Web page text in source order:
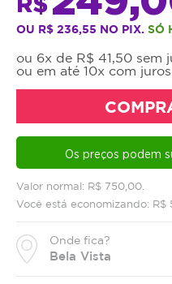
Valor normal: R$ 750,00.
Você está economizando: R$
Onde fica?
Bela Vista
OU R$ 236,55 NO PIX. SÓ
ou 6x de R$ 41,50 sem
ou em até 10x com juros
Os preços podem